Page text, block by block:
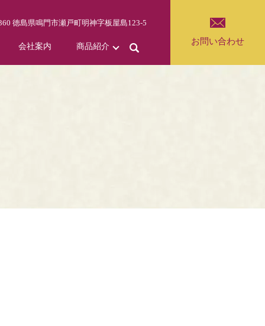
徳島県鳴門市瀬戸町明神字板屋島123-5
お問い合わせ
会社案内 商品紹介